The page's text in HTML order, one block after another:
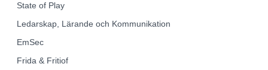
State of Play
Ledarskap, Lärande och Kommunikation
EmSec
Frida & Fritiof